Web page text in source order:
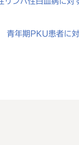
年期PKU患者に